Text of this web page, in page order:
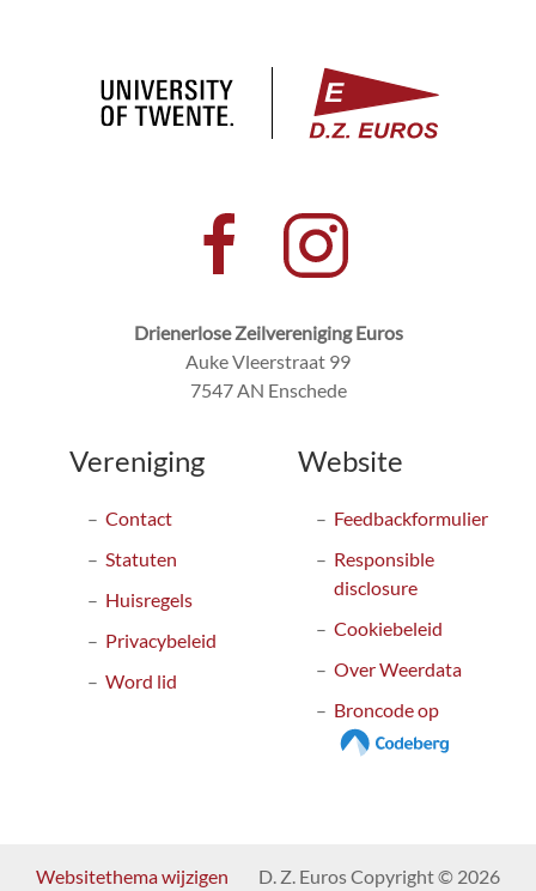
Drienerlose Zeilvereniging Euros
Auke Vleerstraat 99
7547 AN Enschede
Vereniging
Contact
Statuten
Huisregels
Privacybeleid
Word lid
Website
Feedbackformulier
Responsible
disclosure
Cookiebeleid
Over Weerdata
Broncode op
Websitethema wijzigen D. Z. Euros Copyright © 2026